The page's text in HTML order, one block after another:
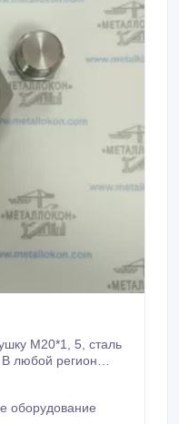
5, сталь
В любой регион
оборудование